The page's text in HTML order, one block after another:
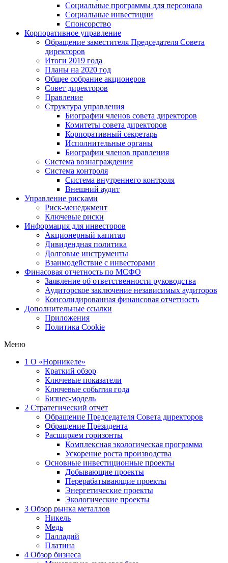
Социальные программы для персонала
Социальные инвестиции
Спонсорство
Корпоративное управление
Обращение заместителя Председателя Совета
директоров
Итоги 2019 года
Планы на 2020 год
Общее собрание акционеров
Совет директоров
Правление
Структура управления
Биографии членов совета директоров
Комитеты совета директоров
Корпоративный секретарь
Исполнительные органы
Биографии членов правления
Система вознаграждения
Система контроля
Система внутреннего контроля
Внешний аудит
Управление рисками
Риск-менеджмент
Ключевые риски
Информация для инвесторов
Акционерный капитал
Дивидендная политика
Долговые инструменты
Взаимодействие с инвеcторами
Финасовая отчетность по МСФО
Заявление об ответственности руководства
Аудиторское заключение независимых аудиторов
Консолидированная финансовая отчетность
Дополнительные ссылки
Приложения
Политика Cookie
Меню
1 О «Норникеле»
Краткий обзор
Ключевые показатели
Ключевые события года
Бизнес-модель
2 Стратегический отчет
Обращение Председателя Совета директоров
Обращение Президента
Расширяем горизонты
Комплексная экологическая программа
Ускорение роста производства
Основные инвестиционные проекты
Добывающие проекты
Перерабатывающие проекты
Энергетические проекты
Экологические проекты
3 Обзор рынка металлов
Никель
Медь
Палладий
Платина
4 Обзор бизнеса